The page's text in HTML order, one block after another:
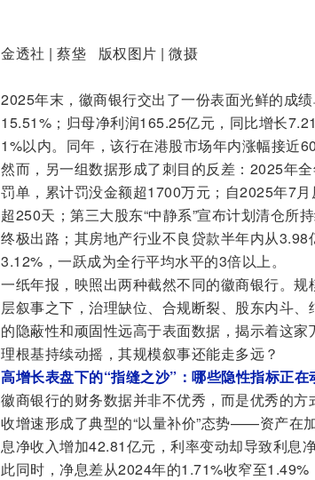
金透社 | 蔡垡 版权图片 | 微摄
2025年末，徽商银行交出了一份表面光鲜的成
15.51%；归母净利润165.25亿元，同比增长
1%以内。同年，该行在港股市场年内涨幅接近
然而，另一组数据形成了刺目的反差：2025年
罚单，累计罚没金额超1700万元；自2025年7
超250天；第三大股东“中静系”宣布计划清仓所
终极出路；其房地产行业不良贷款半年内从
3.12%，一跃成为全行平均水平的3倍以上。
一纸年报，映照出两种截然不同的徽商银行。
层叙事之下，治理缺位、合规断裂、股东内斗
的隐蔽性和顽固性远高于表面数据，揭示着这
理根基持续动摇，其规模叙事还能走多远？
高增长表盘下的“指缝之沙”：哪些隐性指标正在
徽商银行的财务数据并非不优秀，而是优秀的
收增速形成了典型的“以量补价”态势——资产在
息净收入增加42.81亿元，利率变动却导致利息
此同时，净息差从2024年的1.71%收窄至